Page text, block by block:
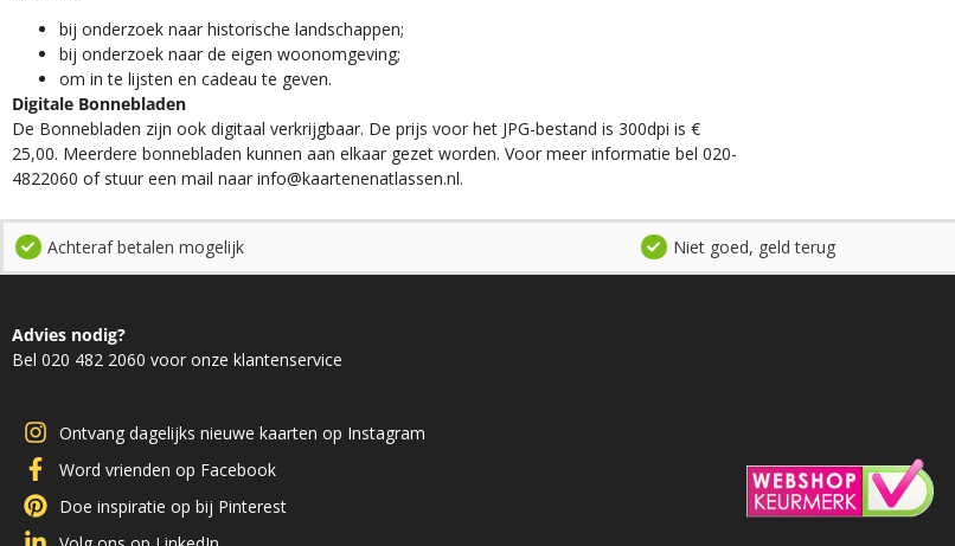
​bij onderzoek naar historische landschappen;
bij onderzoek naar de eigen woonomgeving;
om in te lijsten en cadeau te geven.
Digitale Bonnebladen
De Bonnebladen zijn ook digitaal verkrijgbaar. De prijs voor het JPG-bestand is 300dpi is €
25,00. Meerdere bonnebladen kunnen aan elkaar gezet worden. Voor meer informatie bel 020-
4822060 of stuur een mail naar info@kaartenenatlassen.nl.
Achteraf betalen mogelijk Niet goed, geld terug
Advies nodig?
Bel 020 482 2060 voor onze klantenservice
Ontvang dagelijks nieuwe kaarten op Instagram
Word vrienden op Facebook
Doe inspiratie op bij Pinterest